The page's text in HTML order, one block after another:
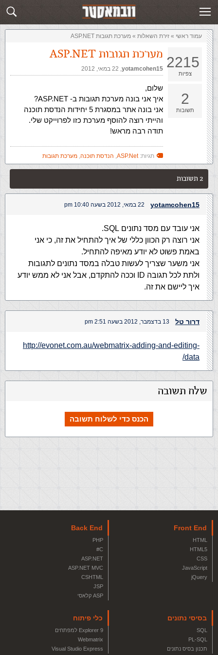
שלח תשובה זירת השאלות
עמוד ראשי » ‏זירת השאלות‏ » מערכת תגובות ASP.NET
2215
צפיות
2
תשובות
מערכת תגובות ASP.NET
yotamcohen15
,‏ 22 במאי, 2012
שלום,
איך אני בונה מערכת תגובות ב- ASP.NET?
אני בונה אתר במסגרת 5 יחידות הנדסת תוכנה
והייתי רוצה להוסף מערכת כזו לפרוייקט שלי.
תודה רבה מראש!
תגיות:ASP.Net
, הנדסת תוכנה, מערכת תגובות
2 תשובות
yotamcohen15 22 במאי, 2012 בשעה 10:40 pm
אני עובד עם מסד נתונים SQL.
אני רוצה רק הכוון כללי של איך להתחיל את זה, כי אני
באמת פשוט לא יודע מאיפה להתחיל.
אני משער שצריך לעשות טבלה במסד נתונים לתגובות
ולתת לכל תגובה ID וככה להתקדם, אבל אני לא ממש יודע
איך ליישם את זה.
דרור טל 13 בדצמבר, 2012 בשעה 2:51 pm
http://evonet.com.au/webmatrix-adding-and-editing-
data/
שלח תשובה
הכנס כדי לשלוח תשובה
Front End
HTML
HTML5
CSS
JavaScript
jQuery
Back End
PHP
C#
ASP.NET
ASP.NET MVC
CSHTML
JSP
ASP קלאסי
בסיסי נתונים
SQL
PL-SQL
תכנון בסיס נתונים
כלי פיתוח
Explorer 9 למפתחים
Webmatrix
Visual Studio Express